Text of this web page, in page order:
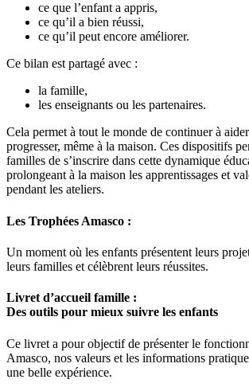
ce que l’enfant a appris,
ce qu’il a bien réussi,
ce qu’il peut encore améliorer.
Ce bilan est partagé avec :
la famille,
les enseignants ou les partenaires.
Cela permet à tout le monde de continuer à
progresser, même à la maison. Ces dispositifs
familles de s’inscrire dans cette dynamique
prolongeant à la maison les apprentissages et
pendant les ateliers.
Les Trophées Amasco :
Un moment où les enfants présentent leurs
leurs familles et célèbrent leurs réussites.
Livret d’accueil famille :
Des outils pour mieux suivre les enfants
Ce livret a pour objectif de présenter le
Amasco, nos valeurs et les informations
une belle expérience.